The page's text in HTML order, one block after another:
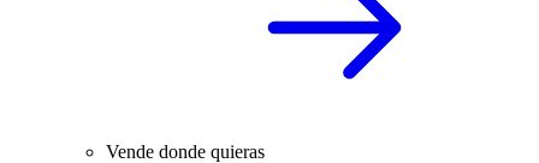
Vende donde quieras